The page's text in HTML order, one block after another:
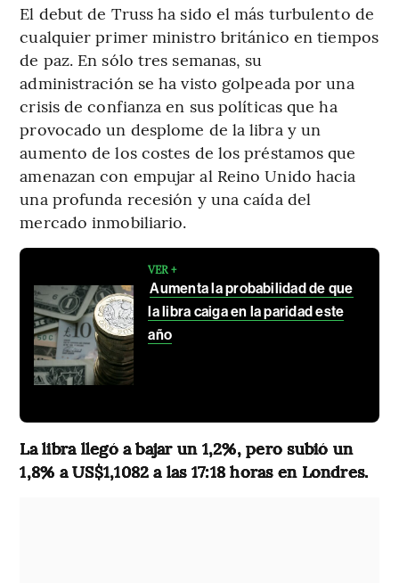
El debut de Truss ha sido el más turbulento de
cualquier primer ministro británico en tiempos
de paz. En sólo tres semanas, su
administración se ha visto golpeada por una
crisis de confianza en sus políticas que ha
provocado un desplome de la libra y un
aumento de los costes de los préstamos que
amenazan con empujar al Reino Unido hacia
una profunda recesión y una caída del
mercado inmobiliario.
VER +
Aumenta la probabilidad de que
la libra caiga en la paridad este
año
La libra llegó a bajar un 1,2%, pero subió un
1,8% a US$1,1082 a las 17:18 horas en Londres.